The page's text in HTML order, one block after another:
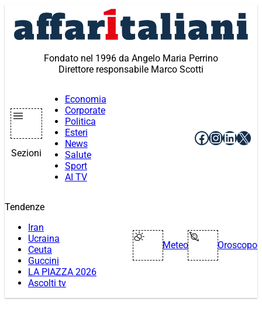
contenuto
Fondato nel 1996 da Angelo Maria Perrino
Direttore responsabile Marco Scotti
Sezioni
Economia
Corporate
Politica
Esteri
News
Salute
Sport
AI TV
Facebook
X
Tendenze
Iran
Ucraina
Ceuta
Guccini
LA PIAZZA 2026
Ascolti tv
Meteo Oroscopo